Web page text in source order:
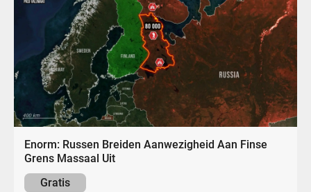
Enorm: Russen Breiden Aanwezigheid Aan Finse
Grens Massaal Uit
Gratis